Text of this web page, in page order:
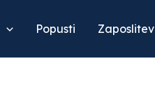
Popusti Zaposlitev